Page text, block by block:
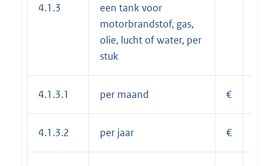
4.1.3
een tank voor
motorbrandstof, gas,
olie, lucht of water, per
stuk
4.1.3.1 per maand €
4.1.3.2 per jaar €